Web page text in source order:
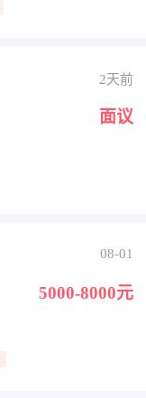
2天前
面议
08-01
5000-8000元